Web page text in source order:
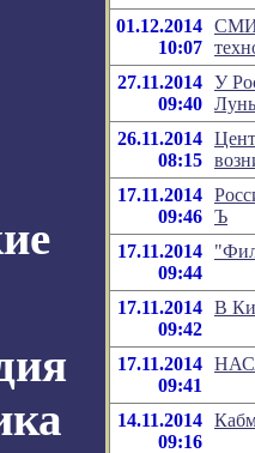
01.12.2014
10:07
СМИ:
27.11.2014
09:40
У
26.11.2014
08:15
17.11.2014
09:46 Ъ
17.11.2014
09:44
17.11.2014
09:42
В
17.11.2014
09:41
14.11.2014
09:16